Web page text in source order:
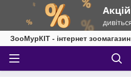
ЗооМурКІТ - інтернет зоомагазин